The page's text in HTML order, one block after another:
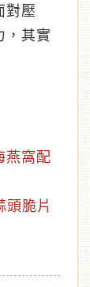
對壓
，其實
燕窩配
頭脆片